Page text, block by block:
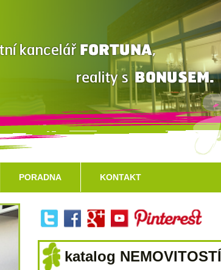
PORADNA KONTAKT
katalog NEMOVITOSTÍ